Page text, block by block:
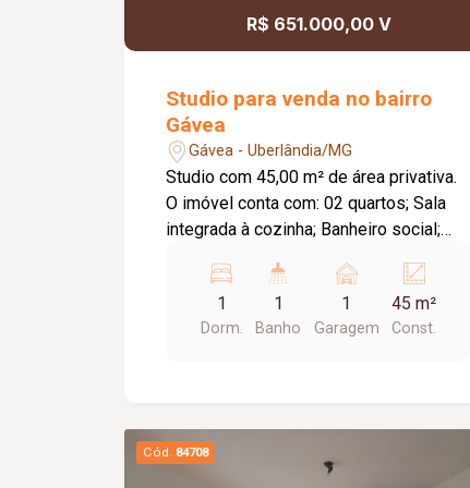
para toda a família. Agende sua visita e
oportunidade de morar em um imóvel
completo e com ótima infraestrutura!
R$ 651.000,00 V
Studio para venda no bairro
Gávea
Gávea - Uberlândia/MG
Studio com 45,00 m² de área privativa.
O imóvel conta com: 02 quartos; Sala
integrada à cozinha; Banheiro social;
Depósito privativo; Diferenciais: Projeto
moderno e funcional; Excelente
aproveitamento dos espaços;
escolas, academias, restaurantes,
comércios e às principais vias da
1
Dorm.
1
Banho
1
Garagem
45 m²
Const.
Cód. 84708